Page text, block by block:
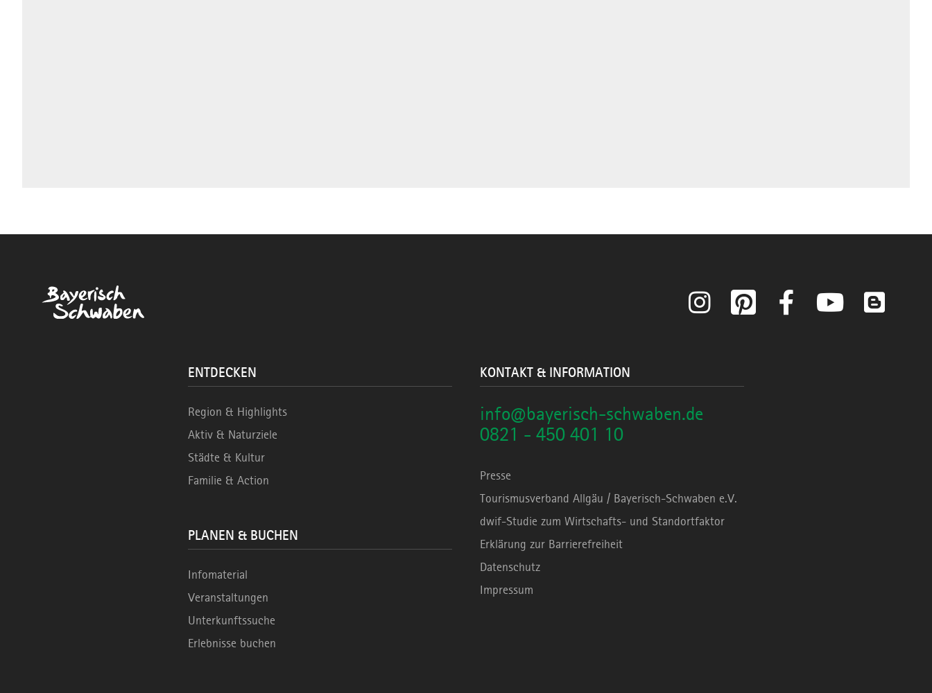
Instagram Pinterest Facebook YouTube
ENTDECKEN
Region & Highlights
Aktiv & Naturziele
Städte & Kultur
Familie & Action
PLANEN & BUCHEN
Infomaterial
Veranstaltungen
Unterkunftssuche
Erlebnisse buchen
KONTAKT & INFORMATION
info@bayerisch-schwaben.de
0821 - 450 401 10
Presse
Tourismusverband Allgäu / Bayerisch-Schwaben e.V.
dwif-Studie zum Wirtschafts- und Standortfaktor
Erklärung zur Barrierefreiheit
Datenschutz
Impressum